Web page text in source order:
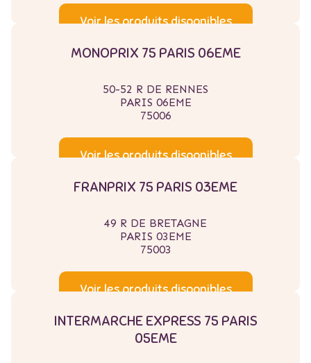
Voir les produits disponibles
MONOPRIX 75 PARIS 06EME
50-52 R DE RENNES
PARIS 06EME
75006
Voir les produits disponibles
FRANPRIX 75 PARIS 03EME
49 R DE BRETAGNE
PARIS 03EME
75003
Voir les produits disponibles
INTERMARCHE EXPRESS 75 PARIS
05EME